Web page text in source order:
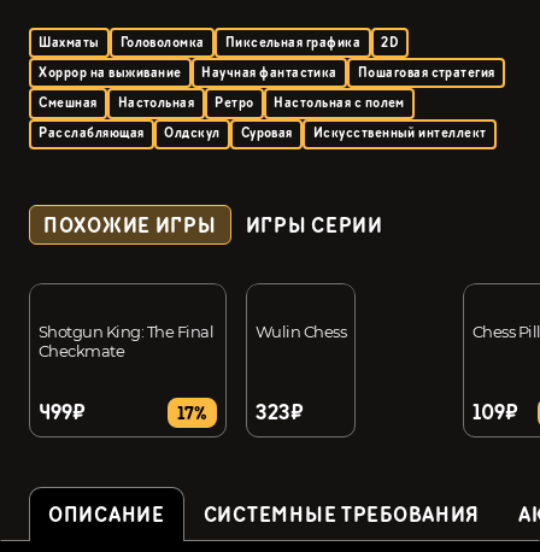
Шахматы Головоломка Пиксельная графика
2D
Хоррор на выживание
Научная фантастика
Пошаговая стратегия
Смешная
Настольная Ретро
Настольная с полем
Расслабляющая
Олдскул Суровая Искусственный интеллект
ПОХОЖИЕ ИГРЫ ИГРЫ СЕРИИ
Shotgun King: The Final
Checkmate
499₽ 17%
Wulin Chess
323₽
Chess
109₽
ОПИСАНИЕ СИСТЕМНЫЕ ТРЕБОВАНИЯ